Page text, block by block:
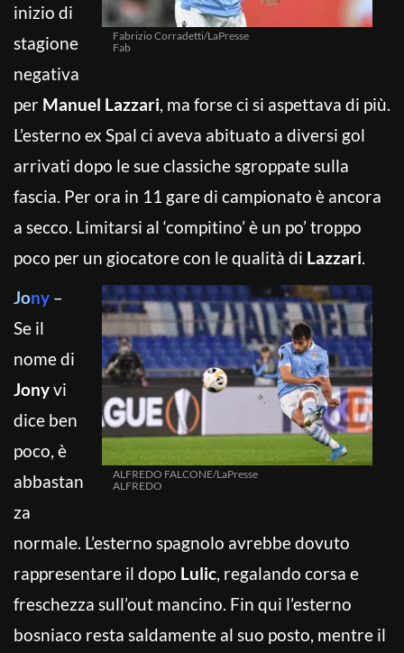
Fabrizio Corradetti/LaPresse
Fab
inizio di
stagione
negativa
per Manuel Lazzari, ma forse ci si aspettava di più.
L’esterno ex Spal ci aveva abituato a diversi gol
arrivati dopo le sue classiche sgroppate sulla
fascia. Per ora in 11 gare di campionato è ancora
a secco. Limitarsi al ‘compitino’ è un po’ troppo
poco per un giocatore con le qualità di Lazzari.
ALFREDO FALCONE/LaPresse
ALFREDO
Jony –
Se il
nome di
Jonyvi
dice ben
poco, è
abbastan
za
normale. L’esterno spagnolo avrebbe dovuto
rappresentare il dopo Lulic, regalando corsa e
freschezza sull’out mancino. Fin qui l’esterno
bosniaco resta saldamente al suo posto, mentre il